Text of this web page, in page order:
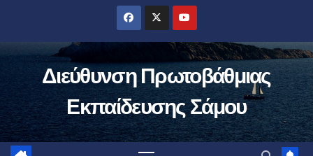
περιεχόμενο
Διεύθυνση Πρωτοβάθμιας
Εκπαίδευσης Σάμου